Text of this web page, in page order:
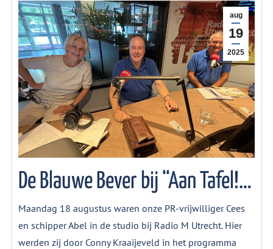
aug
19
2025
De Blauwe Bever bij “Aan Tafel!” op Radio M Utrecht
Maandag 18 augustus waren onze PR-vrijwilliger Cees
en schipper Abel in de studio bij Radio M Utrecht. Hier
werden zij door Conny Kraaijeveld in het programma